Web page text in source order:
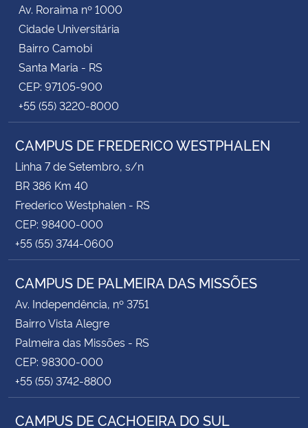
Av. Roraima nº 1000
Cidade Universitária
Bairro Camobi
Santa Maria - RS
CEP: 97105-900
+55 (55) 3220-8000
CAMPUS DE FREDERICO WESTPHALEN
Linha 7 de Setembro, s/n
BR 386 Km 40
Frederico Westphalen - RS
CEP: 98400-000
+55 (55) 3744-0600
CAMPUS DE PALMEIRA DAS MISSÕES
Av. Independência, nº 3751
Bairro Vista Alegre
Palmeira das Missões - RS
CEP: 98300-000
+55 (55) 3742-8800
CAMPUS DE CACHOEIRA DO SUL